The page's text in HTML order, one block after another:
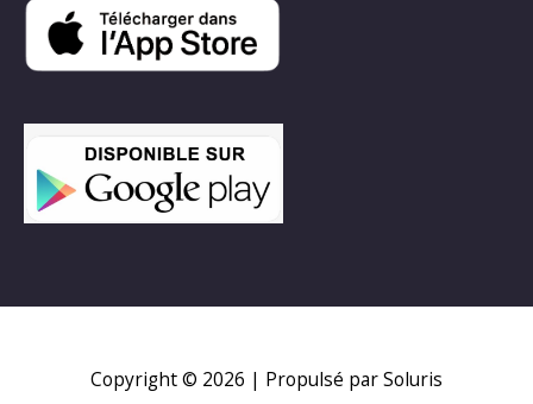
Copyright © 2026 | Propulsé par Soluris